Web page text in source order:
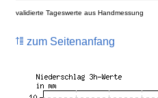
validierte Tageswerte aus Handmessung
zum Seitenanfang